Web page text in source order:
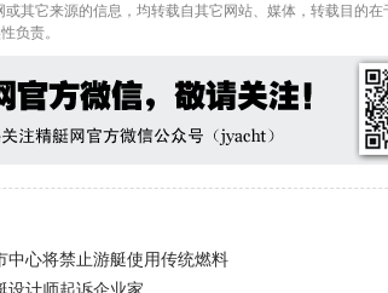
或其它来源的信息，均转载自其它网站、媒体，转载目的
负责。
中心将禁止游艇使用传统燃料